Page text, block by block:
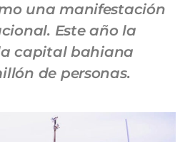
una manifestación
Este año la
capital bahiana
de personas.